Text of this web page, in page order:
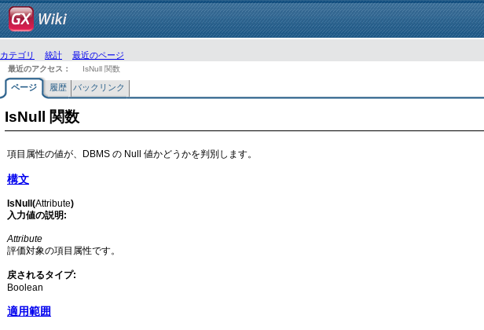
カテゴリ 統計
最近のページ
最近のアクセス：
IsNull 関数
ページ 履歴 バックリンク
IsNull 関数
項目属性の値が、DBMS の Null 値かどうかを判別します。
構文
IsNull(Attribute)
入力値の説明:
Attribute
評価対象の項目属性です。
戻されるタイプ:
Boolean
適用範囲